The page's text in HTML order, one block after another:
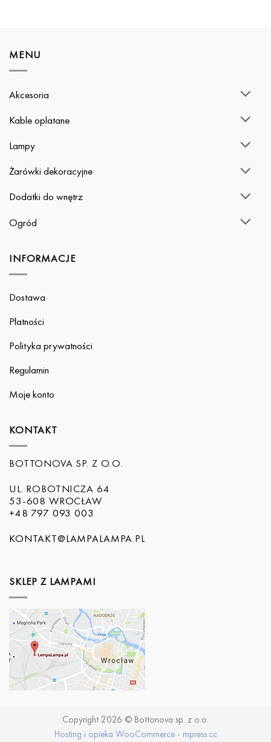
MENU
Akcesoria
Kable oplatane
Lampy
Żarówki dekoracyjne
Dodatki do wnętrz
Ogród
INFORMACJE
Dostawa
Płatności
Polityka prywatności
Regulamin
Moje konto
KONTAKT
BOTTONOVA SP. Z O.O.
UL. ROBOTNICZA 64
53-608 WROCŁAW
+48 797 093 003
KONTAKT@LAMPALAMPA.PL
SKLEP Z LAMPAMI
Copyright 2026 © Bottonova sp. z o.o.
Hosting i opieka WooCommerce - mpress.cc